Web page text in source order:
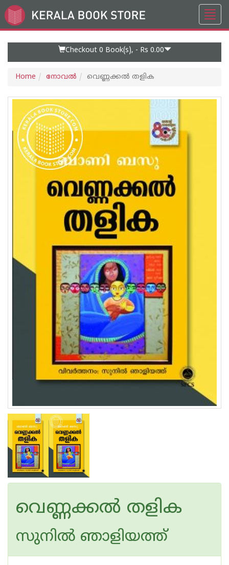
Go
to
Checkout 0 Book(s), - Rs 0.00
Home നോവല്‍ വെണ്ണക്കൽ തളിക
വെണ്ണക്കൽ തളിക
സുനില്‍ ഞാളിയത്ത്